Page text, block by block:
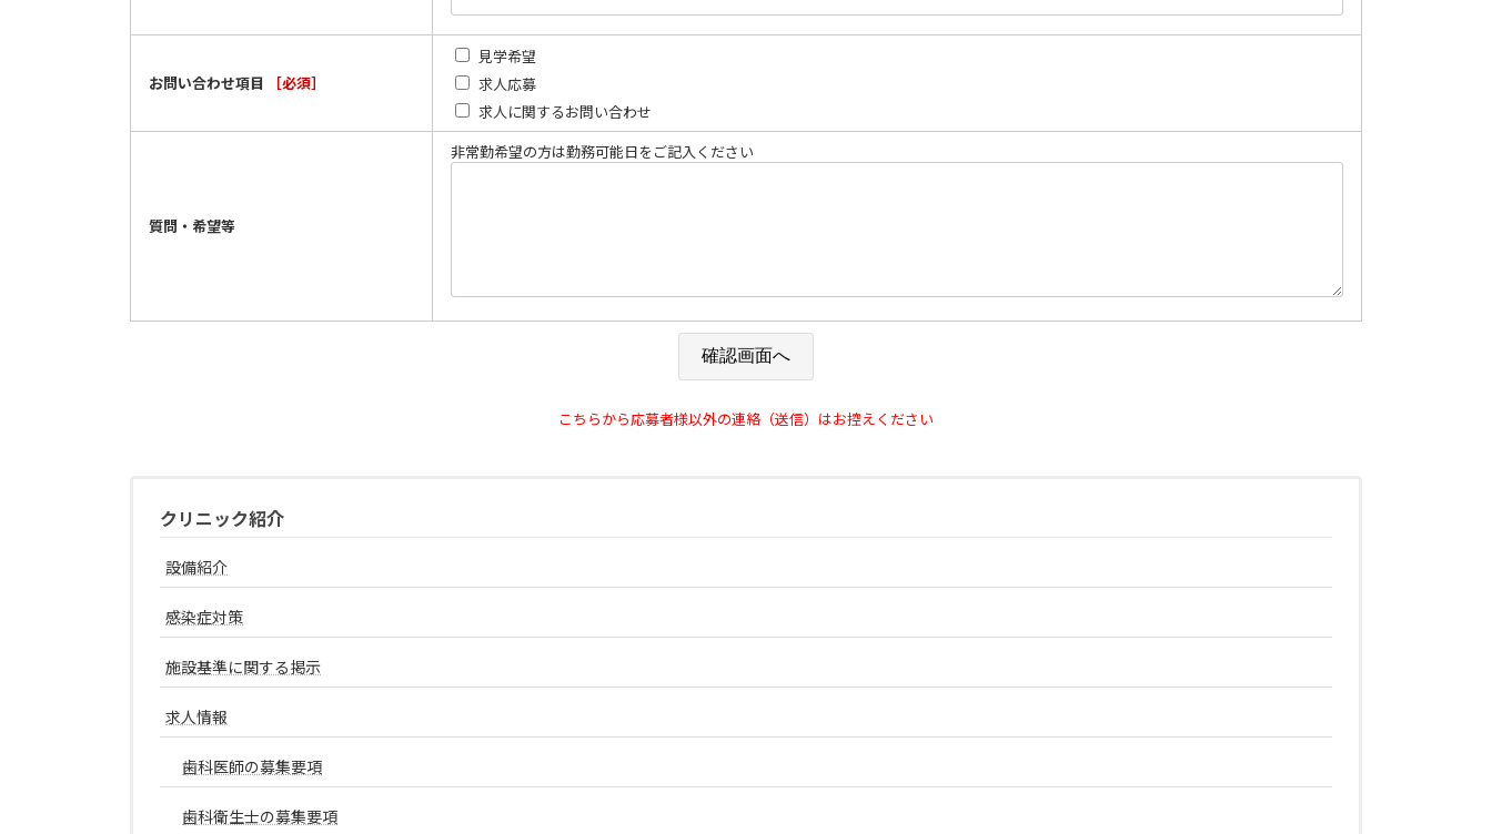
お問い合わせ項目 ［必須］
見学希望
求人応募
求人に関するお問い合わせ
質問・希望等
非常勤希望の方は勤務可能日をご記入ください
こちらから応募者様以外の連絡（送信）はお控えください
クリニック紹介
設備紹介
感染症対策
施設基準に関する掲示
求人情報
歯科医師の募集要項
歯科衛生士の募集要項